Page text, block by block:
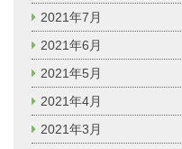
2021年7月
2021年6月
2021年5月
2021年4月
2021年3月